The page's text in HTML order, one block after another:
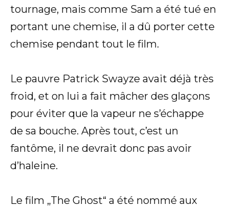
tournage, mais comme Sam a été tué en
portant une chemise, il a dû porter cette
chemise pendant tout le film.
Le pauvre Patrick Swayze avait déjà très
froid, et on lui a fait mâcher des glaçons
pour éviter que la vapeur ne s’échappe
de sa bouche. Après tout, c’est un
fantôme, il ne devrait donc pas avoir
d’haleine.
Le film „The Ghost“ a été nommé aux